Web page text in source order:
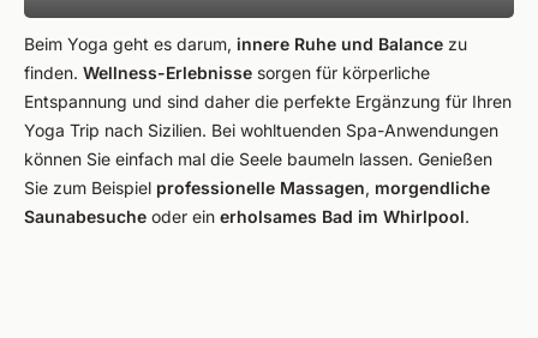
Beim Yoga geht es darum, innere Ruhe und Balance zu
finden. Wellness-Erlebnisse sorgen für körperliche
Entspannung und sind daher die perfekte Ergänzung für Ihren
Yoga Trip nach Sizilien. Bei wohltuenden Spa-Anwendungen
können Sie einfach mal die Seele baumeln lassen. Genießen
Sie zum Beispiel professionelle Massagen, morgendliche
Saunabesuche oder ein erholsames Bad im Whirlpool.